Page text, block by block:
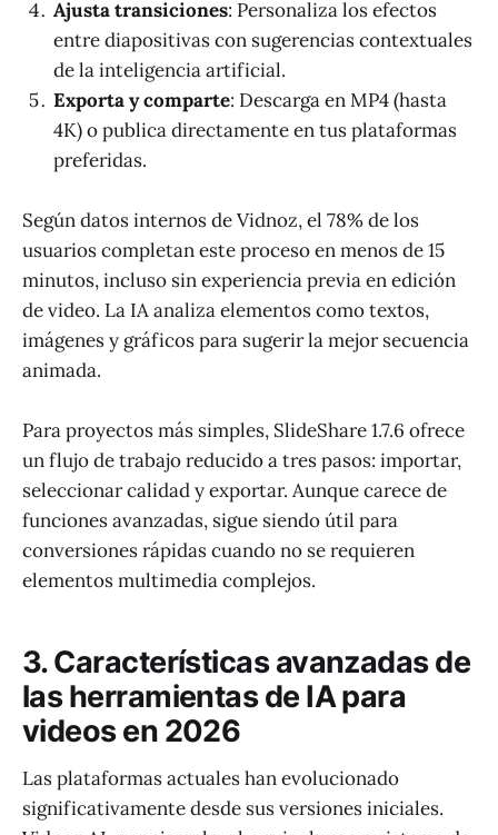
Ajusta transiciones: Personaliza los efectos
entre diapositivas con sugerencias contextuales
de la inteligencia artificial.
Exporta y comparte: Descarga en MP4 (hasta
4K) o publica directamente en tus plataformas
preferidas.
Según datos internos de Vidnoz, el 78% de los
usuarios completan este proceso en menos de 15
minutos, incluso sin experiencia previa en edición
de video. La IA analiza elementos como textos,
imágenes y gráficos para sugerir la mejor secuencia
animada.
Para proyectos más simples, SlideShare 1.7.6 ofrece
un flujo de trabajo reducido a tres pasos: importar,
seleccionar calidad y exportar. Aunque carece de
funciones avanzadas, sigue siendo útil para
conversiones rápidas cuando no se requieren
elementos multimedia complejos.
3. Características avanzadas de
las herramientas de IA para
videos en 2026
Las plataformas actuales han evolucionado
significativamente desde sus versiones iniciales.